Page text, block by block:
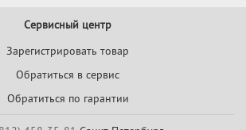
Сервисный центр
Зарегистрировать товар
Обратиться в сервис
Обратиться по гарантии